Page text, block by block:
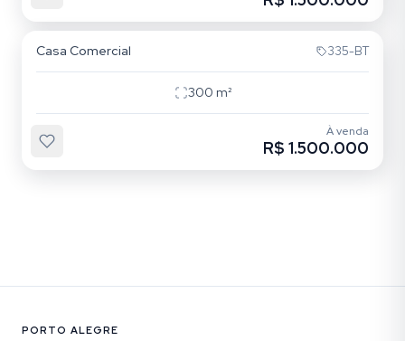
Casa Comercial 335-BT
300 m²
À venda
R$ 1.500.000
PORTO ALEGRE